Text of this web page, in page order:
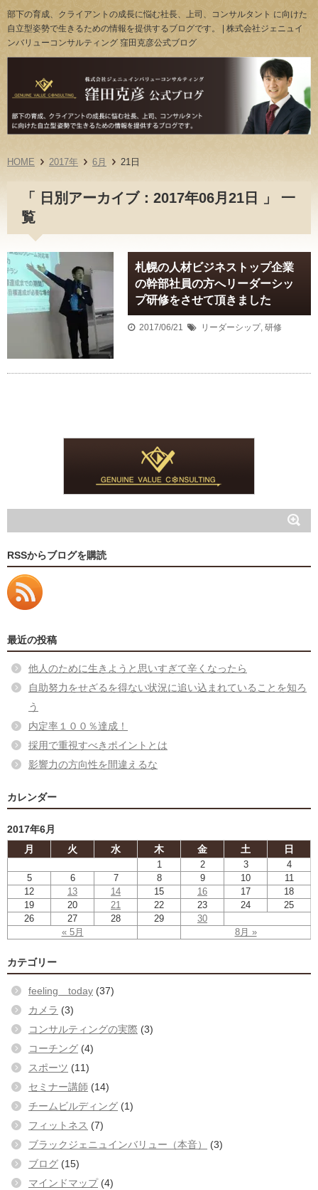
部下の育成、クライアントの成長に悩む社長、上司、コンサルタント に向けた
自立型姿勢で生きるための情報を提供するブログです。 | 株式会社ジェニュイ
ンバリューコンサルティング 窪田克彦公式ブログ
HOME 2017年 6月 21日
「 日別アーカイブ：2017年06月21日 」 一
覧
札幌の人材ビジネストップ企業
の幹部社員の方へリーダーシッ
プ研修をさせて頂きました
2017/06/21 リーダーシップ, 研修
RSSからブログを購読
最近の投稿
他人のために生きようと思いすぎて辛くなったら
自助努力をせざるを得ない状況に追い込まれていることを知ろ
う
内定率１００％達成！
採用で重視すべきポイントとは
影響力の方向性を間違えるな
カレンダー
2017年6月
月
火 水 木 金 土 日
« 5月 8月 »
1 2 3
4
5
6 7 8 9 10
11
12
13 14 15 16 17
18
19
20 21 22 23 24
25
26
27 28 29 30
カテゴリー
feeling today (37)
カメラ (3)
コンサルティングの実際 (3)
コーチング (4)
スポーツ (11)
セミナー講師 (14)
チームビルディング (1)
フィットネス (7)
ブラックジェニュインバリュー（本音）
(3)
ブログ (15)
マインドマップ(4)